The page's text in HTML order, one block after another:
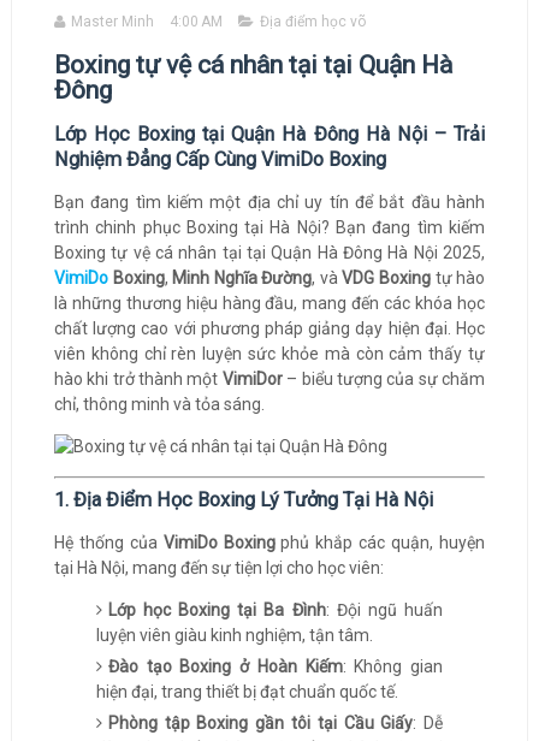
Master Minh 4:00 AM Địa điểm học võ
Boxing tự vệ cá nhân tại tại Quận Hà
Đông
Lớp Học Boxing tại Quận Hà Đông Hà Nội – Trải
Nghiệm Đẳng Cấp Cùng VimiDo Boxing
Bạn đang tìm kiếm một địa chỉ uy tín để bắt đầu hành
trình chinh phục Boxing tại Hà Nội? Bạn đang tìm kiếm
Boxing tự vệ cá nhân tại tại Quận Hà Đông Hà Nội 2025,
VimiDoBoxing, Minh Nghĩa Đường, vàVDG Boxingtự hào
là những thương hiệu hàng đầu, mang đến các khóa học
chất lượng cao với phương pháp giảng dạy hiện đại. Học
viên không chỉ rèn luyện sức khỏe mà còn cảm thấy tự
hào khi trở thành một VimiDor– biểu tượng của sự chăm
chỉ, thông minh và tỏa sáng.
1. Địa Điểm Học Boxing Lý Tưởng Tại Hà Nội
Hệ thống của VimiDo Boxingphủ khắp các quận, huyện
tại Hà Nội, mang đến sự tiện lợi cho học viên:
Lớp học Boxing tại Ba Đình: Đội ngũ huấn
luyện viên giàu kinh nghiệm, tận tâm.
Đào tạo Boxing ở Hoàn Kiếm: Không gian
hiện đại, trang thiết bị đạt chuẩn quốc tế.
Phòng tập Boxing gần tôi tại Cầu Giấy: Dễ